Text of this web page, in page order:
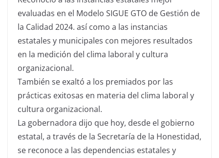
evaluadas en el Modelo SIGUE GTO de Gestión de
la Calidad 2024. así como a las instancias
estatales y municipales con mejores resultados
en la medición del clima laboral y cultura
organizacional.
También se exaltó a los premiados por las
prácticas exitosas en materia del clima laboral y
cultura organizacional.
La gobernadora dijo que hoy, desde el gobierno
estatal, a través de la Secretaría de la Honestidad,
se reconoce a las dependencias estatales y